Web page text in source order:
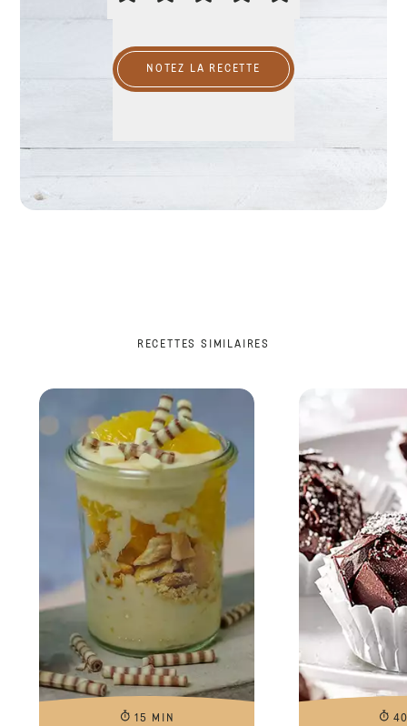
NOTEZ LA RECETTE
RECETTES SIMILAIRES
15 MIN